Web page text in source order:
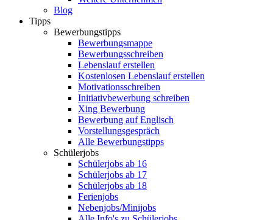
Blog
Tipps
Bewerbungstipps
Bewerbungsmappe
Bewerbungsschreiben
Lebenslauf erstellen
Kostenlosen Lebenslauf erstellen
Motivationsschreiben
Initiativbewerbung schreiben
Xing Bewerbung
Bewerbung auf Englisch
Vorstellungsgespräch
Alle Bewerbungstipps
Schülerjobs
Schülerjobs ab 16
Schülerjobs ab 17
Schülerjobs ab 18
Ferienjobs
Nebenjobs/Minijobs